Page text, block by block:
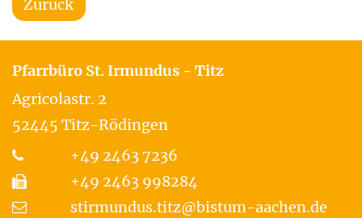
Zurück
Pfarrbüro St. Irmundus - Titz
Agricolastr. 2
52445 Titz-Rödingen
+49 2463 7236
+49 2463 998284
stirmundus.titz@bistum-aachen.de